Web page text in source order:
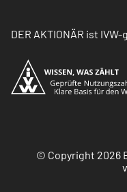
DER AKTIONÄR ist
© Copyright 2026